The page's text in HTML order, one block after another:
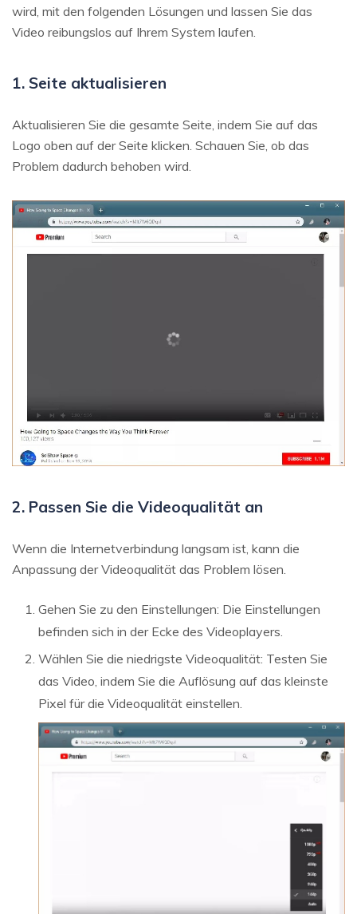
wird, mit den folgenden Lösungen und lassen Sie das
Video reibungslos auf Ihrem System laufen.
1. Seite aktualisieren
Aktualisieren Sie die gesamte Seite, indem Sie auf das
Logo oben auf der Seite klicken. Schauen Sie, ob das
Problem dadurch behoben wird.
2. Passen Sie die Videoqualität an
Wenn die Internetverbindung langsam ist, kann die
Anpassung der Videoqualität das Problem lösen.
Gehen Sie zu den Einstellungen: Die Einstellungen
befinden sich in der Ecke des Videoplayers.
Wählen Sie die niedrigste Videoqualität: Testen Sie
das Video, indem Sie die Auflösung auf das kleinste
Pixel für die Videoqualität einstellen.